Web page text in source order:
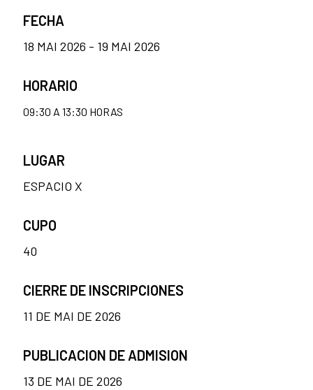
FECHA
18 MAI 2026 - 19 MAI 2026
HORARIO
09:30 A 13:30 HORAS
LUGAR
ESPACIO X
CUPO
40
CIERRE DE INSCRIPCIONES
11 DE MAI DE 2026
PUBLICACION DE ADMISION
13 DE MAI DE 2026